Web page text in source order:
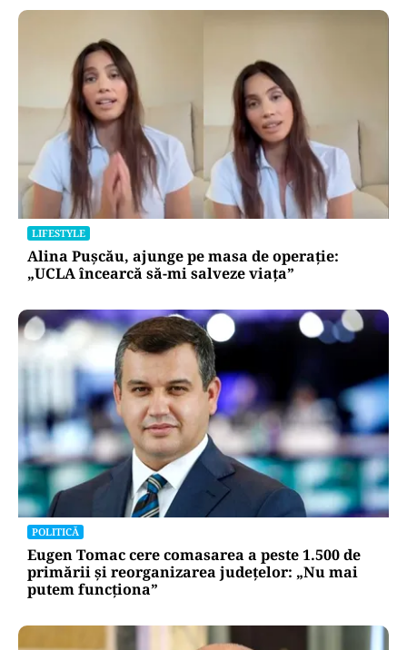
LIFESTYLE
Alina Pușcău, ajunge pe masa de operație:
„UCLA încearcă să-mi salveze viața”
POLITICĂ
Eugen Tomac cere comasarea a peste 1.500 de
primării și reorganizarea județelor: „Nu mai
putem funcționa”